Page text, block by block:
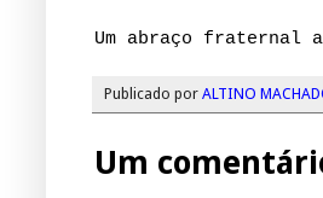
Um abraço fraternal
Publicado por ALTINO
Um